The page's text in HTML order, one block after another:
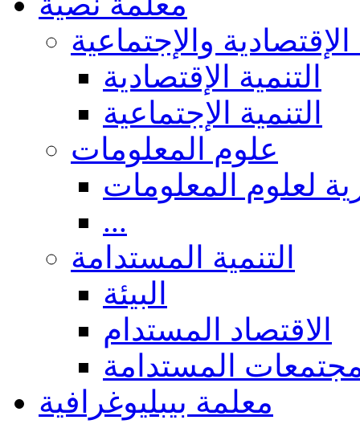
الإقتصادية والإجتماعية
التنمية الإقتصادية
التنمية الإجتماعية
علوم المعلومات
لعلوم المعلومات
...
التنمية المستدامة
البيئة
الاقتصاد المستدام
المستدامة
معلمة بيبليوغرافية